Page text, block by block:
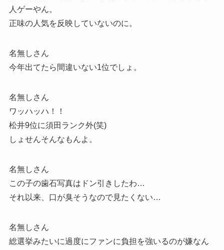
人ゲーやん。
正味の人気を反映していないのに。
名無しさん
今年出てたら間違いない1位でしょ。
名無しさん
ワッハッハ！！
松井9位に須田ランク外(笑)
しょせんそんなもんよ。
名無しさん
この子の歯石写真はドン引きしたわ…
それ以来、口が臭そうなので見たくない…
名無しさん
総選挙みたいに過度にファンに負担を強いるのが嫌なん